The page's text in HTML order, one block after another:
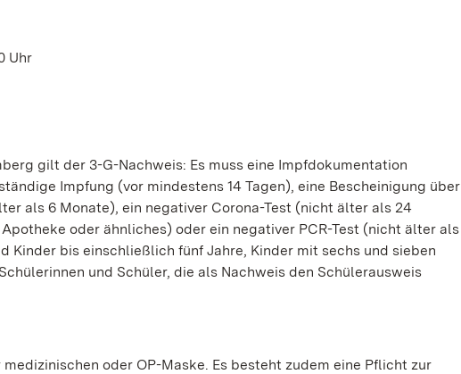
Uhr
gilt der 3-G-Nachweis: Es muss eine Impfdokumentation
Impfung (vor mindestens 14 Tagen), eine Bescheinigung über
als 6 Monate), ein negativer Corona-Test (nicht älter als 24
oder ähnliches) oder ein negativer PCR-Test (nicht älter als
Kinder bis einschließlich fünf Jahre, Kinder mit sechs und sieben
und Schüler, die als Nachweis den Schülerausweis
oder OP-Maske. Es besteht zudem eine Pflicht zur